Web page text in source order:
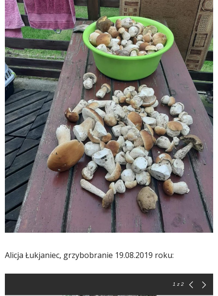
Alicja Łukjaniec, grzybobranie 19.08.2019 roku:
1 z 2